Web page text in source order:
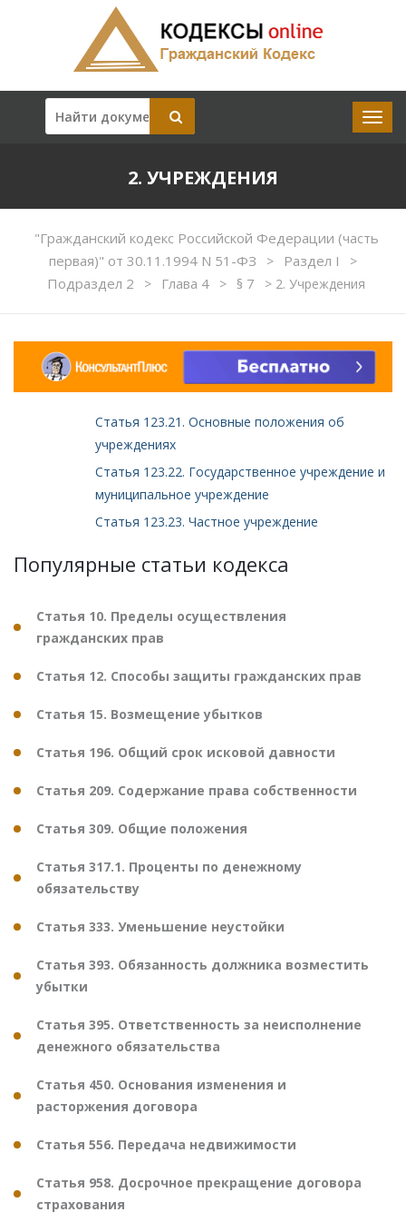
2. УЧРЕЖДЕНИЯ
"Гражданский кодекс Российской Федерации (часть
первая)" от 30.11.1994 N 51-ФЗ
> Раздел I >
Подраздел 2 > Глава 4 > § 7 > 2. Учреждения
Статья 123.21. Основные положения об
учреждениях
Статья 123.22. Государственное учреждение и
муниципальное учреждение
Статья 123.23. Частное учреждение
Популярные статьи кодекса
Статья 10. Пределы осуществления
гражданских прав
Статья 12. Способы защиты гражданских прав
Статья 15. Возмещение убытков
Статья 196. Общий срок исковой давности
Статья 209. Содержание права собственности
Статья 309. Общие положения
Статья 317.1. Проценты по денежному
обязательству
Статья 333. Уменьшение неустойки
Статья 393. Обязанность должника возместить
убытки
Статья 395. Ответственность за неисполнение
денежного обязательства
Статья 450. Основания изменения и
расторжения договора
Статья 556. Передача недвижимости
Статья 958. Досрочное прекращение договора
страхования